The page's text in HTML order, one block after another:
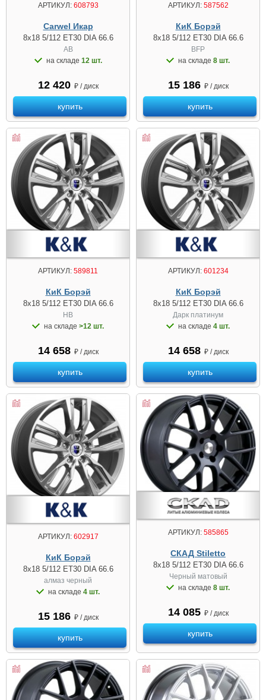
АРТИКУЛ:608793
Carwel Икар
8x18 5/112 ET30 DIA 66.6
AB
на складе 12 шт.
12 420 ₽ / диск
купить
АРТИКУЛ:587562
КиК Борэй
8x18 5/112 ET30 DIA 66.6
BFP
на складе 8 шт.
15 186 ₽ / диск
купить
АРТИКУЛ: 589811
КиК Борэй
8x18 5/112 ET30 DIA 66.6
HB
на складе >12 шт.
14 658 ₽ / диск
купить
АРТИКУЛ:601234
КиК Борэй
8x18 5/112 ET30 DIA 66.6
Дарк платинум
на складе 4 шт.
14 658 ₽ / диск
купить
АРТИКУЛ:602917
КиК Борэй
8x18 5/112 ET30 DIA 66.6
алмаз чeрный
на складе 4 шт.
15 186 ₽ / диск
купить
АРТИКУЛ:585865
СКАД Stiletto
8x18 5/112 ET30 DIA 66.6
Черный матовый
на складе 8 шт.
14 085 ₽ / диск
купить